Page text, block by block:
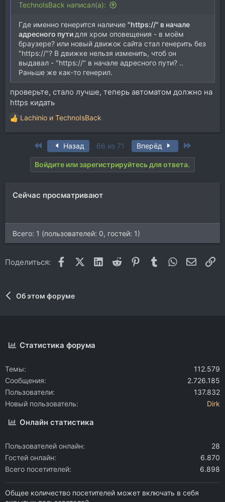
TechnoIsBack написал(а):
Где именно генерится наличие "https://" в начале
адресного пути для хром оповещения - в моём
браузере? или новый движок сайта стал генерить без
"https://"? В движке нельзя изменить, чтоб он
выдавал - "https://" в начале адресного пути? ..
Раньше же как-то генерил.
проверьте, стало лучше, теперь автоматом должно на
https кидать
Р
е
Lachinio и TechnoIsBack
First Назад 66 из 71 Вперёд
Войдите или зарегистрируйтесь для ответа.
Сейчас просматривают
Всего: 1 (пользователей: 0, гостей: 1)
Поделиться: FacebookX (Twitter)
LinkedIn
Reddit Pinterest
Tumblr WhatsApp
Об этом форуме
Статистика форума
Темы
112.579
Сообщения
2.726.185
Пользователи
137.832
Новый пользователь
Dirk
Онлайн статистика
Пользователей онлайн
28
Гостей онлайн
6.870
Всего посетителей
6.898
Общее количество посетителей может включать в себя